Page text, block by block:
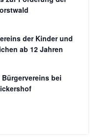
der Kinder und
ab 12 Jahren
bei